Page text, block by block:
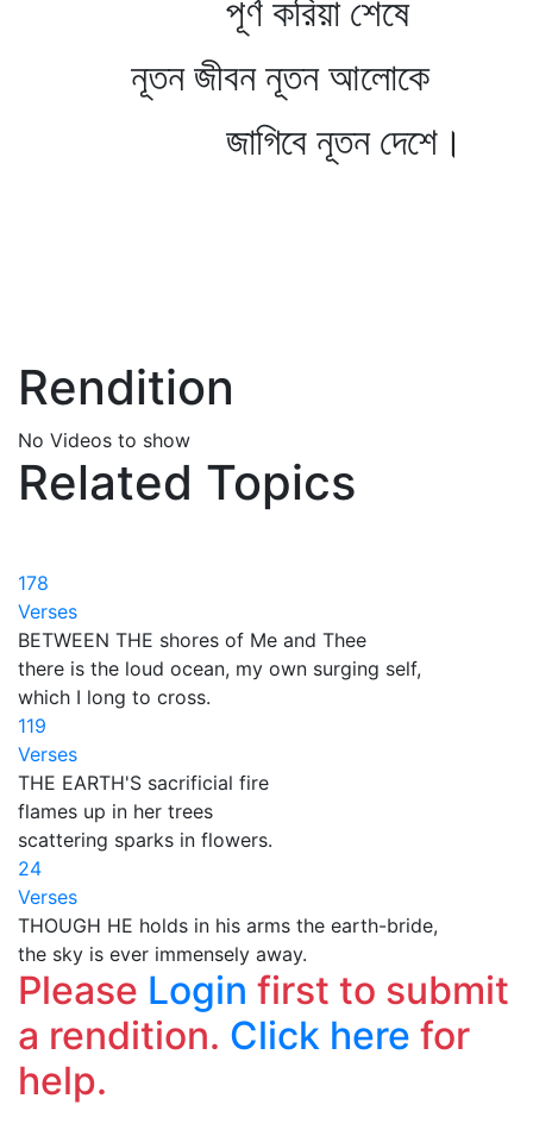
পূর্ণ করিয়া শেষে
নূতন জীবন নূতন আলোকে
জাগিবে নূতন দেশে।
Rendition
No Videos to show
Related Topics
178
Verses
BETWEEN THE shores of Me and Thee
there is the loud ocean, my own surging self,
which I long to cross.
119
Verses
THE EARTH'S sacrificial fire
flames up in her trees
scattering sparks in flowers.
24
Verses
THOUGH HE holds in his arms the earth-bride,
the sky is ever immensely away.
Please Login first to submit
a rendition. Click here for
help.